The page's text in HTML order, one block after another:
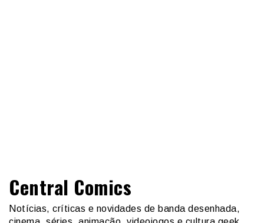
Central Comics
Notícias, críticas e novidades de banda desenhada,